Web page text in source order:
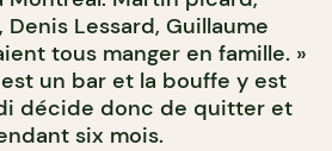
Lessard, Guillaume
tous manger en famille. »
un bar et la bouffe y est
décide donc de quitter et
six mois.